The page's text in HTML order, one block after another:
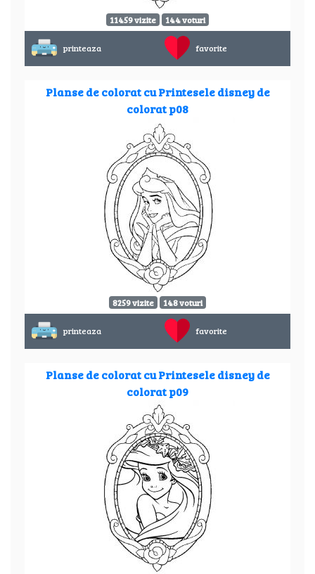
11459 vizite 144 voturi
printeaza favorite
Planse de colorat cu Printesele disney de
colorat p08
8259 vizite 148 voturi
printeaza favorite
Planse de colorat cu Printesele disney de
colorat p09